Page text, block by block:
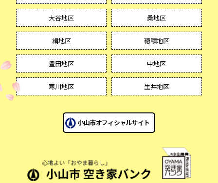
大谷地区 桑地区
絹地区 穂積地区
豊田地区 中地区
寒川地区 生井地区